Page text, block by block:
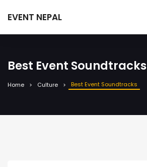
EVENT NEPAL
Best Event Soundtracks
Home Culture Best Event Soundtracks